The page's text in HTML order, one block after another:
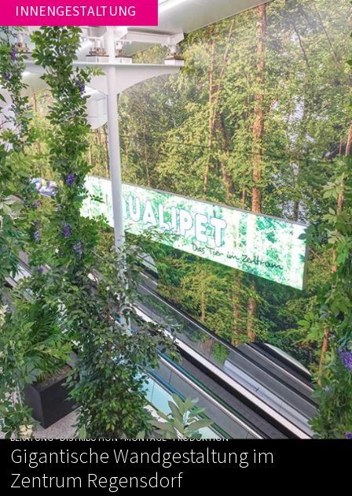
INNENGESTALTUNG
BERATUNG • DISTRIBUTION • MONTAGE • PRODUKTION
Gigantische Wandgestaltung im
Zentrum Regensdorf